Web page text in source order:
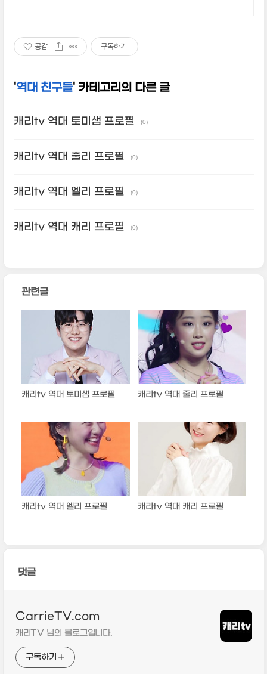
공감 구독하기
'역대 친구들' 카테고리의 다른 글
캐리tv 역대 토미샘 프로필 (0)
캐리tv 역대 줄리 프로필 (0)
캐리tv 역대 엘리 프로필 (0)
캐리tv 역대 캐리 프로필 (0)
관련글
캐리tv 역대 토미샘 프로필 캐리tv 역대 줄리 프로필
캐리tv 역대 엘리 프로필 캐리tv 역대 캐리 프로필
댓글
CarrieTV.com
캐리TV 님의 블로그입니다.
구독하기